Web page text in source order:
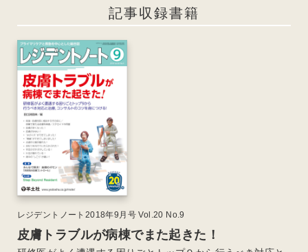
記事収録書籍
レジデントノート2018年9月号 Vol.20 No.9
皮膚トラブルが病棟でまた起きた！